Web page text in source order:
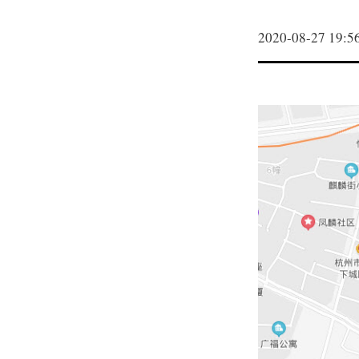
2020-08-27